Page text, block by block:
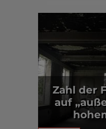
Zahl der
auf